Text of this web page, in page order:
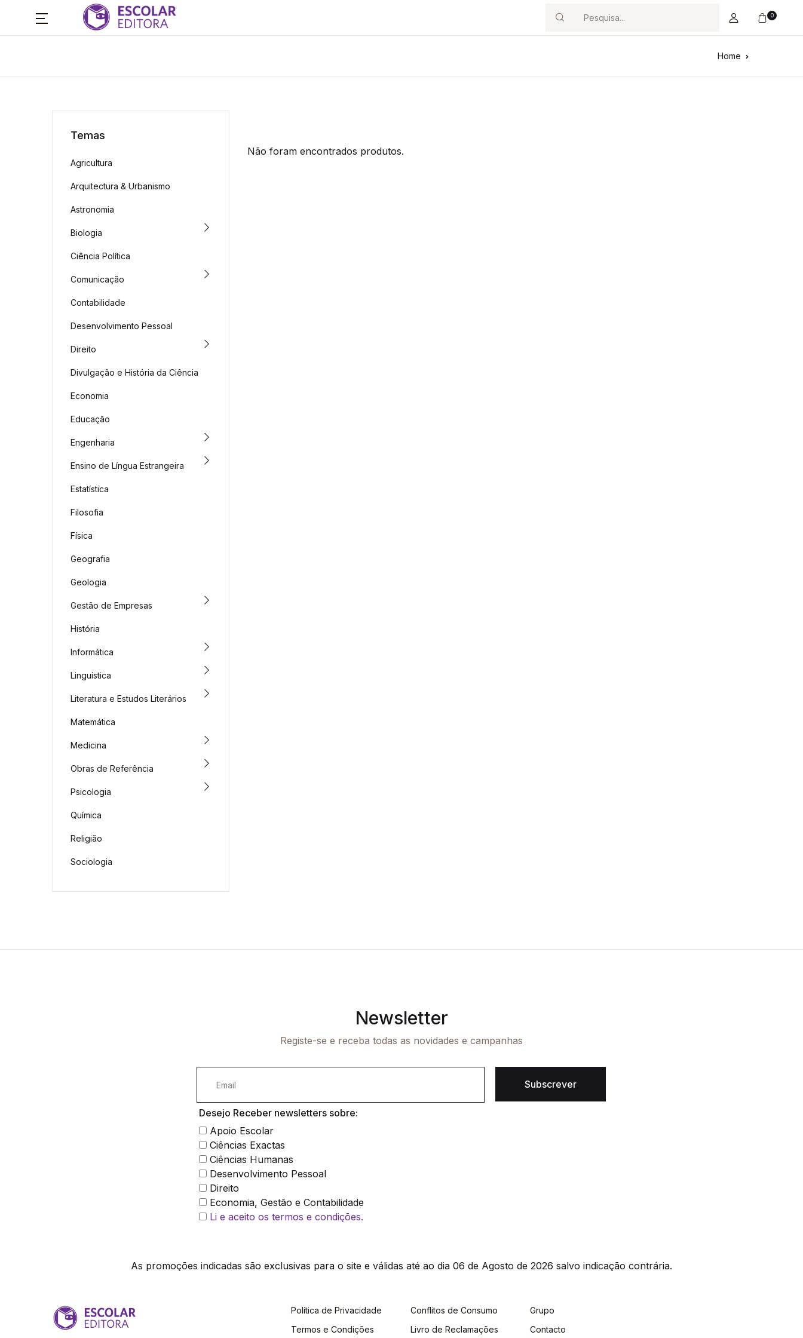
Search
0
Home
Não foram encontrados produtos.
Temas
Agricultura
Arquitectura & Urbanismo
Astronomia
Biologia
Ciência Política
Comunicação
Contabilidade
Desenvolvimento Pessoal
Direito
Divulgação e História da Ciência
Economia
Educação
Engenharia
Ensino de Língua Estrangeira
Estatística
Filosofia
Física
Geografia
Geologia
Gestão de Empresas
História
Informática
Linguística
Literatura e Estudos Literários
Matemática
Medicina
Obras de Referência
Psicologia
Química
Religião
Sociologia
Newsletter
Registe-se e receba todas as novidades e campanhas
Subscrever
Desejo Receber newsletters sobre:
Apoio Escolar
Ciências Exactas
Ciências Humanas
Desenvolvimento Pessoal
Direito
Economia, Gestão e Contabilidade
Li e aceito os termos e condições.
As promoções indicadas são exclusivas para o site e válidas até ao dia 06 de Agosto de 2026 salvo indicação contrária.
Política de Privacidade
Termos e Condições
Conflitos de Consumo
Livro de Reclamações
Grupo
Contacto